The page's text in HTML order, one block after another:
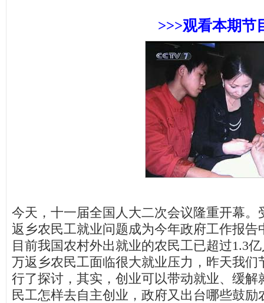
>>>观看本期节
今天，十一届全国人大二次会议隆重开幕。
返乡农民工就业问题成为今年政府工作报告
目前我国农村外出就业的农民工已超过1.3
万返乡农民工面临很大就业压力，昨天我们
行了探讨，其实，创业可以带动就业、缓解
民工怎样去自主创业，政府又出台哪些鼓励